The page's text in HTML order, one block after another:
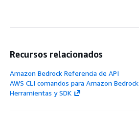
Recursos relacionados
Amazon Bedrock Referencia de API
AWS CLI comandos para Amazon Bedrock
Herramientas y SDK